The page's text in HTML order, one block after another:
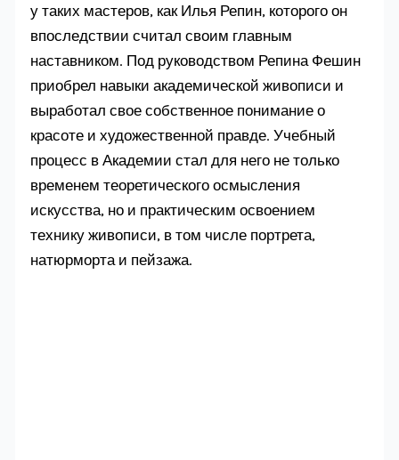
у таких мастеров, как Илья Репин, которого он
впоследствии считал своим главным
наставником. Под руководством Репина Фешин
приобрел навыки академической живописи и
выработал свое собственное понимание о
красоте и художественной правде. Учебный
процесс в Академии стал для него не только
временем теоретического осмысления
искусства, но и практическим освоением
технику живописи, в том числе портрета,
натюрморта и пейзажа.